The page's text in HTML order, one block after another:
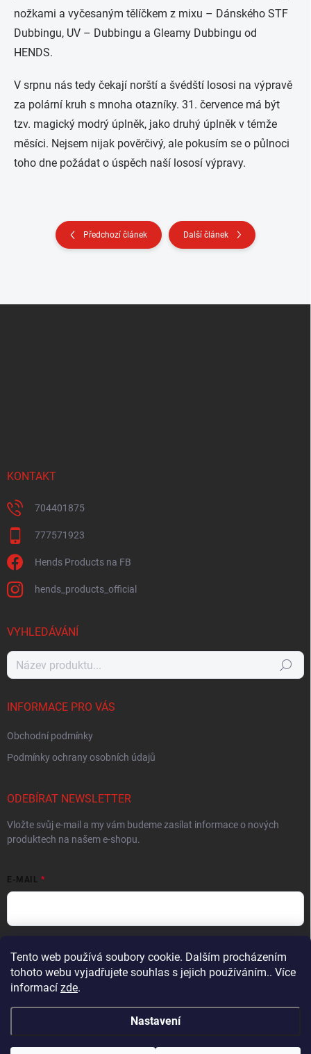
Tento web používá soubory cookie. Dalším procházením
tohoto webu vyjadřujete souhlas s jejich používáním.. Více
informací zde.
Nastavení
nožkami a vyčesaným tělíčkem z mixu – Dánského STF
Dubbingu, UV – Dubbingu a Gleamy Dubbingu od
HENDS.
V srpnu nás tedy čekají norští a švédští lososi na výpravě
za polární kruh s mnoha otazníky. 31. července má být
tzv. magický modrý úplněk, jako druhý úplněk v témže
měsíci. Nejsem nijak pověrčivý, ale pokusím se o půlnoci
toho dne požádat o úspěch naší lososí výpravy.
Předchozí článek Další článek
KONTAKT
704401875
777571923
Hends Products na FB
hends_products_official
VYHLEDÁVÁNÍ
Hledat
INFORMACE PRO VÁS
Obchodní podmínky
Podmínky ochrany osobních údajů
ODEBÍRAT NEWSLETTER
Vložte svůj e-mail a my vám budeme zasílat informace o nových
produktech na našem e-shopu.
E-MAIL
Přihlásit se
práva vyhrazena.